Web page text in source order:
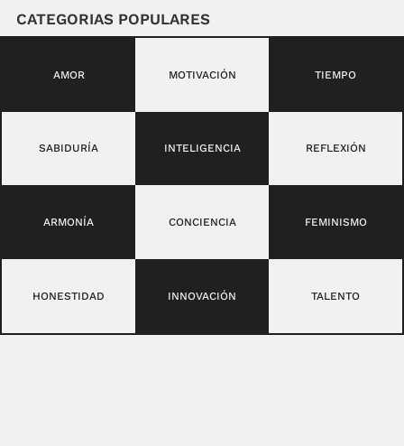
CATEGORIAS POPULARES
AMOR MOTIVACIÓN TIEMPO
SABIDURÍA INTELIGENCIA REFLEXIÓN
ARMONÍA CONCIENCIA FEMINISMO
HONESTIDAD INNOVACIÓN TALENTO